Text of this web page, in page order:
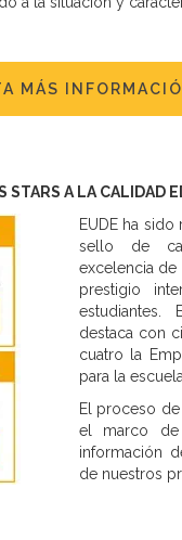
MÁS
STARS A LA CALIDAD
EUDE ha
sello de
excelencia de
prestigio
estudiantes.
destaca con
cuatro la
para la escuela.
El proceso
el marco de
información
de nuestros